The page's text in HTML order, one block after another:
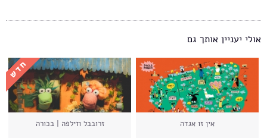
אולי יעניין אותך גם
אין זו אגדה זרובבל וזילפה | בכורה